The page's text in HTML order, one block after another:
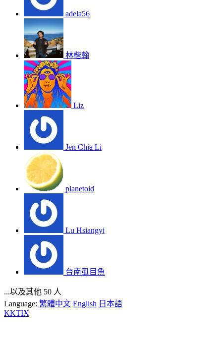
adela56
林楷翰
Liz
Jen Chia Li
planetoid
Lu Hsiangyi
台南虱目魚
...以及其他 50 人
Language: 繁體中文 English 日本語
KKTIX